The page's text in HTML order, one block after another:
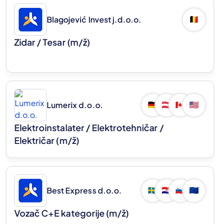
Blagojević Invest j.d.o.o. 🇧🇪
Zidar / Tesar(m/ž)
Lumerix d.o.o. 🇩🇪 🇦🇹 🇨🇦 🇺🇸
Elektroinstalater / Elektrotehničar /
Električar(m/ž)
Best Express d.o.o. 🇸🇪 🇭🇷 🇸🇮 🇪🇺
Vozač C+E kategorije(m/ž)